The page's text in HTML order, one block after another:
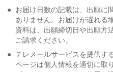
● お届け日数の記載は、出願に
ありません。お届けが遅れる
資料は、出願締切日や出願方
ご請求ください。
● テレメールサービスを提供す
ページは個人情報を適切に取